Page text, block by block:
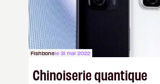
(http://cpc.cx/
Nature)
Fishbonele 31 mai 2022
Chinoiserie quantique